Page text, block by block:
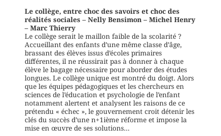
Le collège, entre choc des savoirs et choc des
réalités sociales – Nelly Bensimon – Michel Henry
– Marc Thierry
Le collège serait le maillon faible de la scolarité ?
Accueillant des enfants d’une même classe d’âge,
brassant des élèves issus d’écoles primaires
différentes, il ne réussirait pas à donner à chaque
élève le bagage nécessaire pour aborder des études
longues. Le collège unique est montré du doigt. Alors
que les équipes pédagogiques et les chercheurs en
sciences de l’éducation et psychologie de l’enfant
notamment alertent et analysent les raisons de ce
prétendu « échec », le gouvernement croit détenir les
clés du succès d’une n+1ième réforme et impose la
mise en œuvre de ses solutions…